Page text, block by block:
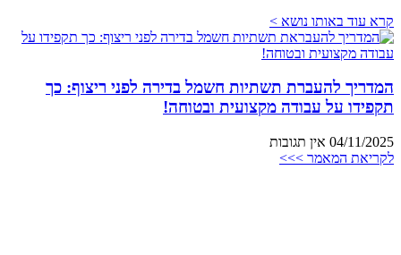
קרא עוד באותו נושא >
המדריך להעברת תשתיות חשמל בדירה לפני ריצוף: כך
תקפידו על עבודה מקצועית ובטוחה!
04/11/2025 אין תגובות
לקריאת המאמר >>>